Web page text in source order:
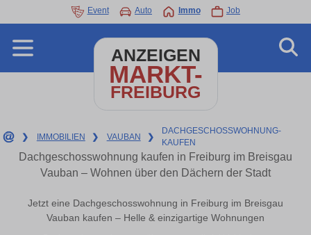
Event Auto Immo Job
ANZEIGEN
MARKT-
FREIBURG
❯ IMMOBILIEN ❯ VAUBAN ❯
DACHGESCHOSSWOHNUNG-
KAUFEN
Dachgeschosswohnung kaufen in Freiburg im Breisgau
Vauban – Wohnen über den Dächern der Stadt
Jetzt eine Dachgeschosswohnung in Freiburg im Breisgau
Vauban kaufen – Helle & einzigartige Wohnungen